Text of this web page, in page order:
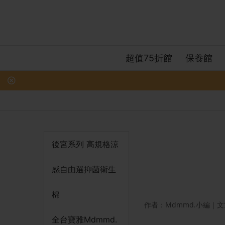
超值75折館 保養館
後宮系列 高規格涼
感自由選抑菌衛生
棉
全台寶雅Mdmmd.
作者：Mdmmd.小編｜